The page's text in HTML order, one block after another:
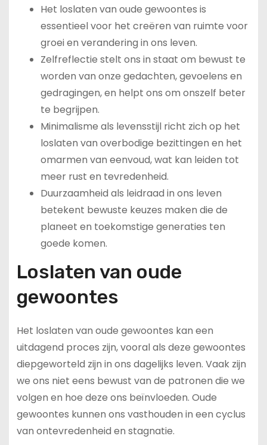
Het loslaten van oude gewoontes is
essentieel voor het creëren van ruimte voor
groei en verandering in ons leven.
Zelfreflectie stelt ons in staat om bewust te
worden van onze gedachten, gevoelens en
gedragingen, en helpt ons om onszelf beter
te begrijpen.
Minimalisme als levensstijl richt zich op het
loslaten van overbodige bezittingen en het
omarmen van eenvoud, wat kan leiden tot
meer rust en tevredenheid.
Duurzaamheid als leidraad in ons leven
betekent bewuste keuzes maken die de
planeet en toekomstige generaties ten
goede komen.
Loslaten van oude
gewoontes
Het loslaten van oude gewoontes kan een
uitdagend proces zijn, vooral als deze gewoontes
diepgeworteld zijn in ons dagelijks leven. Vaak zijn
we ons niet eens bewust van de patronen die we
volgen en hoe deze ons beïnvloeden. Oude
gewoontes kunnen ons vasthouden in een cyclus
van ontevredenheid en stagnatie.